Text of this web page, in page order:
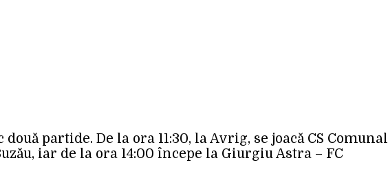
partide. De la ora 11:30, la Avrig, se joacă CS Comunal
iar de la ora 14:00 începe la Giurgiu Astra – FC